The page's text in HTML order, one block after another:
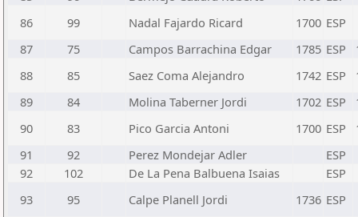
86
99 Nadal Fajardo Ricard 1700 ESP
87
75 Campos Barrachina Edgar 1785 ESP
88
85 Saez Coma Alejandro 1742 ESP
89
84 Molina Taberner Jordi 1702 ESP
90
83 Pico Garcia Antoni 1700 ESP
91
92 Perez Mondejar Adler
ESP
92
102 De La Pena Balbuena Isaias
ESP
93
95 Calpe Planell Jordi 1736 ESP